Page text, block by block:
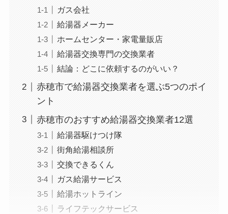
ガス会社
給湯器メーカー
ホームセンター・家電量販店
給湯器交換専門の交換業者
結論：どこに依頼するのがいい？
赤穂市で給湯器交換業者を選ぶ5つのポイ
ント
赤穂市のおすすめ給湯器交換業者12選
給湯器駆けつけ隊
街角給湯相談所
交換できるくん
ガス給湯サービス
給湯ホットライン
ライフテックサービス